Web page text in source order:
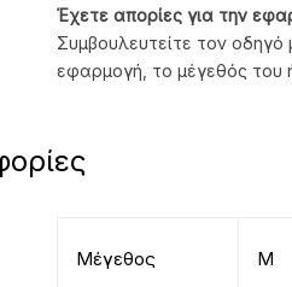
Έχετε απορίες για την
Συμβουλευτείτε τον οδηγό
εφαρμογή, το μέγεθός του
Μέγεθος M